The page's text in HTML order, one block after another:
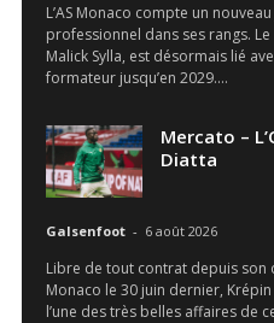
L’AS Monaco compte un
professionnel dans ses rangs.
Malick Sylla, est désormais lié
formateur jusqu’en 2029....
Mercato –
Diatta
Galsenfoot - 6 août 2026
Libre de tout contrat depuis son
Monaco le 30 juin dernier,
l’une des très belles affaires de